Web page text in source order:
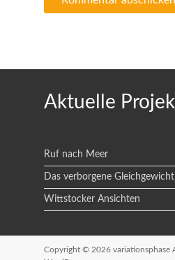
Aktuelle
Ruf nach Meer
Das verborgene Gleichgewicht
Wittstocker Ansichten
Copyright © 2026 variationsphase